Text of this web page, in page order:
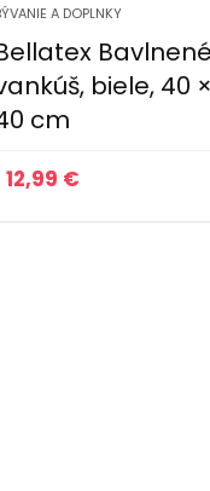
A DOPLNKY
45 x
10,49€